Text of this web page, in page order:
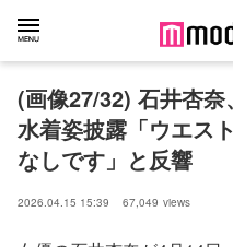
(画像27/32) 石井杏
水着姿披露「ウエス
なしです」と反響
2026.04.15 15:39 67,049 views